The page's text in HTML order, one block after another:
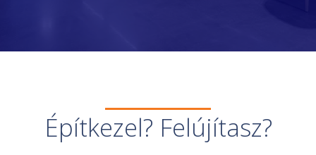
Építkezel? Felújítasz?